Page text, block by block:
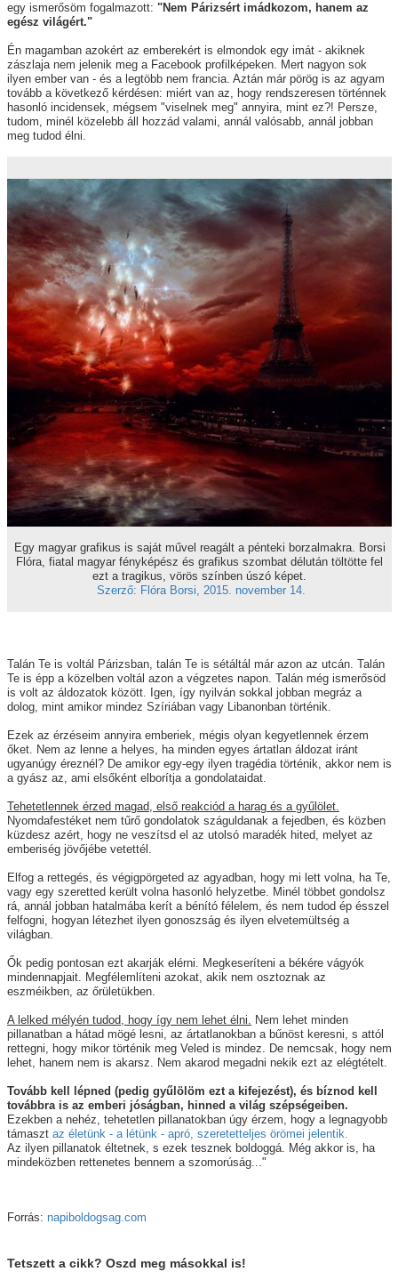
egy ismerősöm fogalmazott: "Nem Párizsért imádkozom, hanem az
egész világért."
Én magamban azokért az emberekért is elmondok egy imát - akiknek
zászlaja nem jelenik meg a Facebook profilképeken. Mert nagyon sok
ilyen ember van - és a legtöbb nem francia. Aztán már pörög is az agyam
tovább a következő kérdésen: miért van az, hogy rendszeresen történnek
hasonló incidensek, mégsem "viselnek meg" annyira, mint ez?! Persze,
tudom, minél közelebb áll hozzád valami, annál valósabb, annál jobban
meg tudod élni.
Egy magyar grafikus is saját művel reagált a pénteki borzalmakra. Borsi
Flóra, fiatal magyar fényképész és grafikus szombat délután töltötte fel
ezt a tragikus, vörös színben úszó képet.
Szerző: Flóra Borsi, 2015. november 14.
Talán Te is voltál Párizsban, talán Te is sétáltál már azon az utcán. Talán
Te is épp a közelben voltál azon a végzetes napon. Talán még ismerősöd
is volt az áldozatok között. Igen, így nyilván sokkal jobban megráz a
dolog, mint amikor mindez Szíriában vagy Libanonban történik.
Ezek az érzéseim annyira emberiek, mégis olyan kegyetlennek érzem
őket. Nem az lenne a helyes, ha minden egyes ártatlan áldozat iránt
ugyanúgy éreznél? De amikor egy-egy ilyen tragédia történik, akkor nem is
a gyász az, ami elsőként elborítja a gondolataidat.
Tehetetlennek érzed magad, első reakciód a harag és a gyűlölet.
Nyomdafestéket nem tűrő gondolatok száguldanak a fejedben, és közben
küzdesz azért, hogy ne veszítsd el az utolsó maradék hited, melyet az
emberiség jövőjébe vetettél.
Elfog a rettegés, és végigpörgeted az agyadban, hogy mi lett volna, ha Te,
vagy egy szeretted került volna hasonló helyzetbe. Minél többet gondolsz
rá, annál jobban hatalmába kerít a bénító félelem, és nem tudod ép ésszel
felfogni, hogyan létezhet ilyen gonoszság és ilyen elvetemültség a
világban.
Ők pedig pontosan ezt akarják elérni. Megkeseríteni a békére vágyók
mindennapjait. Megfélemlíteni azokat, akik nem osztoznak az
eszméikben, az őrületükben.
A lelked mélyén tudod, hogy így nem lehet élni. Nem lehet minden
pillanatban a hátad mögé lesni, az ártatlanokban a bűnöst keresni, s attól
rettegni, hogy mikor történik meg Veled is mindez. De nemcsak, hogy nem
lehet, hanem nem is akarsz. Nem akarod megadni nekik ezt az elégtételt.
Tovább kell lépned (pedig gyűlölöm ezt a kifejezést), és bíznod kell
továbbra is az emberi jóságban, hinned a világ szépségeiben.
Ezekben a nehéz, tehetetlen pillanatokban úgy érzem, hogy a legnagyobb
támaszt az életünk - a létünk - apró, szeretetteljes örömei jelentik.
Az ilyen pillanatok éltetnek, s ezek tesznek boldoggá. Még akkor is, ha
mindeközben rettenetes bennem a szomorúság..."
Forrás: napiboldogsag.com
Tetszett a cikk? Oszd meg másokkal is!